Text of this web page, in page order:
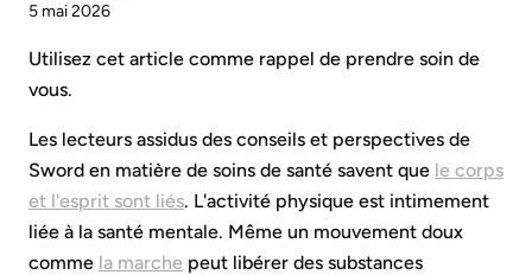
5 mai 2026
Utilisez cet article comme rappel de prendre soin de
vous.
Les lecteurs assidus des conseils et perspectives de
Sword en matière de soins de santé savent que le corps
et l'esprit sont liés. L'activité physique est intimement
liée à la santé mentale. Même un mouvement doux
comme la marche peut libérer des substances